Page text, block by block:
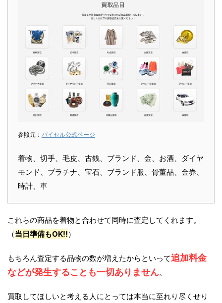
参照元： バイセル公式ページ
着物、切手、毛皮、古銭、ブランド、金、お酒、ダイヤ
モンド、プラチナ、宝石、ブランド服、骨董品、金券、
時計、車
これらの商品を着物と合わせて同時に査定してくれます。
（当日準備もOK!!）
もちろん査定する品物の数が増えたからといって追加料金
などが発生することも一切ありません。
買取してほしいと考える人にとっては本当に至れり尽くせり